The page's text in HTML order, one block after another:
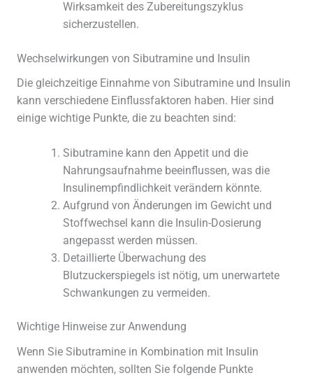
Wirksamkeit des Zubereitungszyklus
sicherzustellen.
Wechselwirkungen von Sibutramine und Insulin
Die gleichzeitige Einnahme von Sibutramine und Insulin
kann verschiedene Einflussfaktoren haben. Hier sind
einige wichtige Punkte, die zu beachten sind:
Sibutramine kann den Appetit und die
Nahrungsaufnahme beeinflussen, was die
Insulinempfindlichkeit verändern könnte.
Aufgrund von Änderungen im Gewicht und
Stoffwechsel kann die Insulin-Dosierung
angepasst werden müssen.
Detaillierte Überwachung des
Blutzuckerspiegels ist nötig, um unerwartete
Schwankungen zu vermeiden.
Wichtige Hinweise zur Anwendung
Wenn Sie Sibutramine in Kombination mit Insulin
anwenden möchten, sollten Sie folgende Punkte